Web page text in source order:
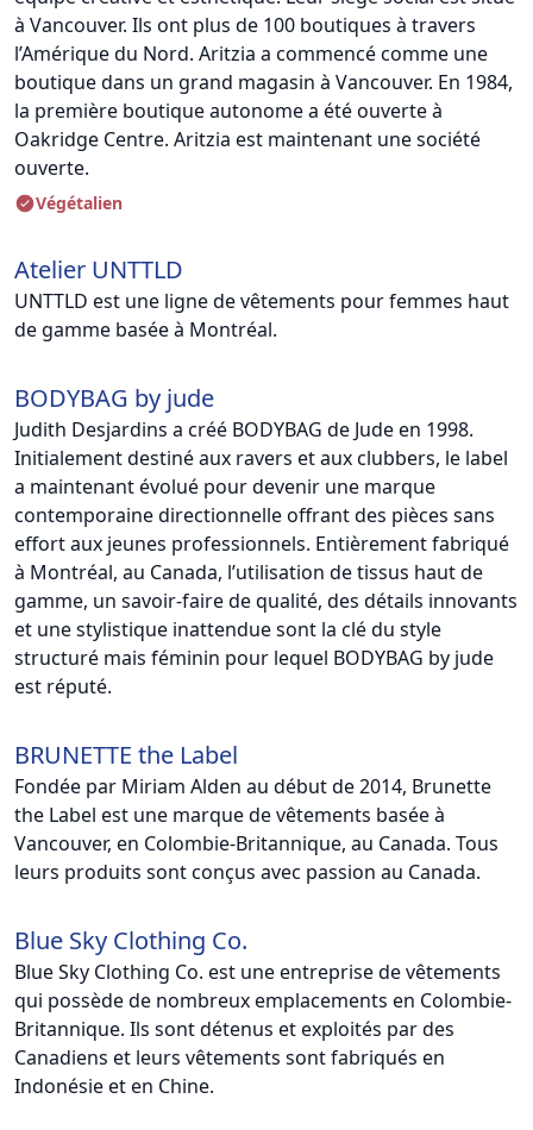
à Vancouver. Ils ont plus de 100 boutiques à travers
l’Amérique du Nord. Aritzia a commencé comme une
boutique dans un grand magasin à Vancouver. En 1984,
la première boutique autonome a été ouverte à
Oakridge Centre. Aritzia est maintenant une société
ouverte.
Végétalien
Atelier UNTTLD
UNTTLD est une ligne de vêtements pour femmes haut
de gamme basée à Montréal.
BODYBAG by jude
Judith Desjardins a créé BODYBAG de Jude en 1998.
Initialement destiné aux ravers et aux clubbers, le label
a maintenant évolué pour devenir une marque
contemporaine directionnelle offrant des pièces sans
effort aux jeunes professionnels. Entièrement fabriqué
à Montréal, au Canada, l’utilisation de tissus haut de
gamme, un savoir-faire de qualité, des détails innovants
et une stylistique inattendue sont la clé du style
structuré mais féminin pour lequel BODYBAG by jude
est réputé.
BRUNETTE the Label
Fondée par Miriam Alden au début de 2014, Brunette
the Label est une marque de vêtements basée à
Vancouver, en Colombie-Britannique, au Canada. Tous
leurs produits sont conçus avec passion au Canada.
Blue Sky Clothing Co.
Blue Sky Clothing Co. est une entreprise de vêtements
qui possède de nombreux emplacements en Colombie-
Britannique. Ils sont détenus et exploités par des
Canadiens et leurs vêtements sont fabriqués en
Indonésie et en Chine.